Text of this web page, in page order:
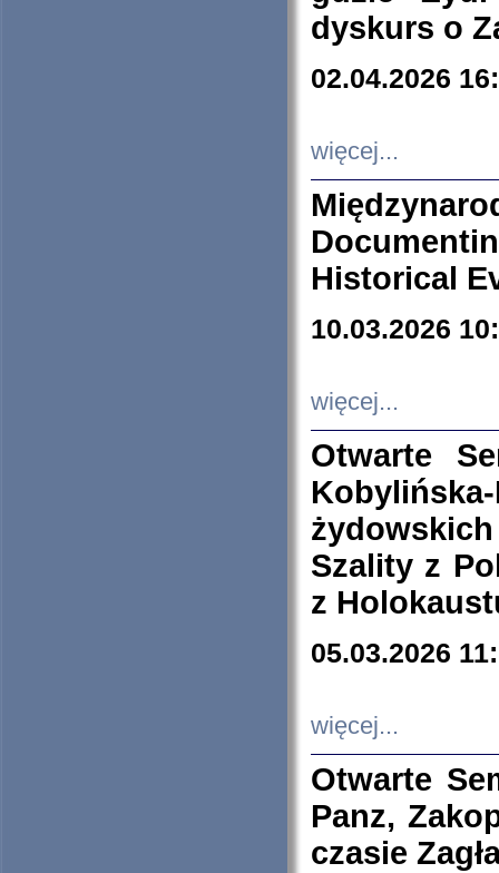
dyskurs o
02.04.2026
więcej...
Historical
10.03.2026
więcej...
Otwarte
Szality z
z
05.03.2026
więcej...
Otwarte
Panz,
czasie